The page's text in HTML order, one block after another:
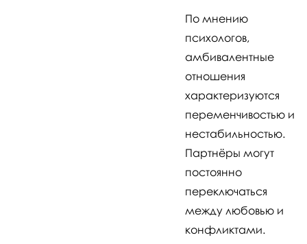
По мнению
психологов,
амбивалентные
отношения
характеризуются
переменчивостью и
нестабильностью.
Партнёры могут
постоянно
переключаться
между любовью и
конфликтами.